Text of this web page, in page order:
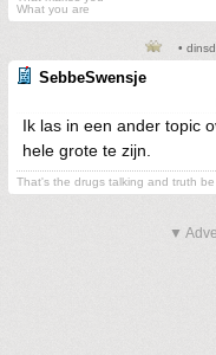
What you are
•
SebbeSwensje
Ik las in een ander topic
hele grote te zijn.
That's the drugs talking and truth
▼